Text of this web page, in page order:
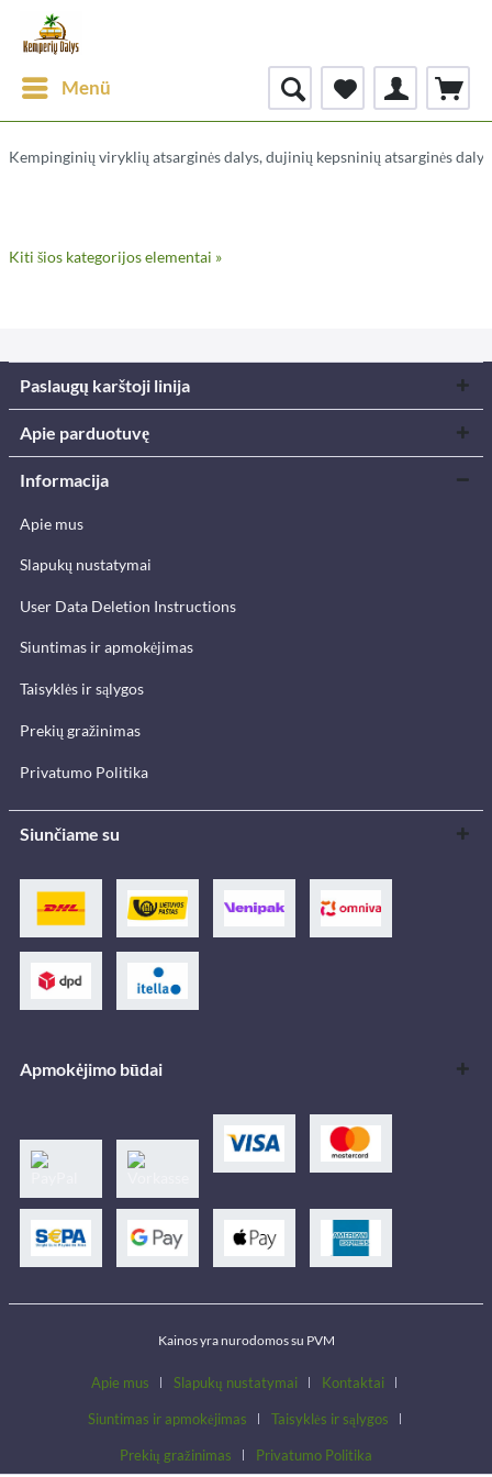
Menü
Kempinginių viryklių atsarginės dalys, dujinių kepsninių atsarginės dalys
Kiti šios kategorijos elementai »
Paslaugų karštoji linija
Apie parduotuvę
Informacija
Apie mus
Slapukų nustatymai
User Data Deletion Instructions
Siuntimas ir apmokėjimas
Taisyklės ir sąlygos
Prekių gražinimas
Privatumo Politika
Siunčiame su
Apmokėjimo būdai
Kainos yra nurodomos su PVM
Apie mus Slapukų nustatymai Kontaktai
Siuntimas ir apmokėjimas Taisyklės ir sąlygos
Prekių gražinimas Privatumo Politika